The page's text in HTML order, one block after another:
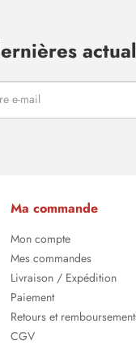
Ma commande
Mon compte
Mes commandes
Livraison / Expédition
Paiement
Retours et
CGV